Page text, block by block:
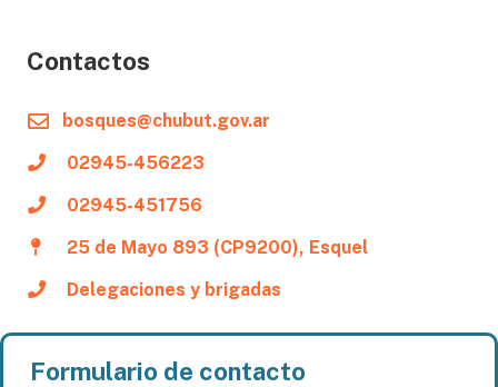
Contactos
bosques@chubut.gov.ar
02945-456223
02945-451756
25 de Mayo 893 (CP9200), Esquel
Delegaciones y brigadas
Formulario de contacto